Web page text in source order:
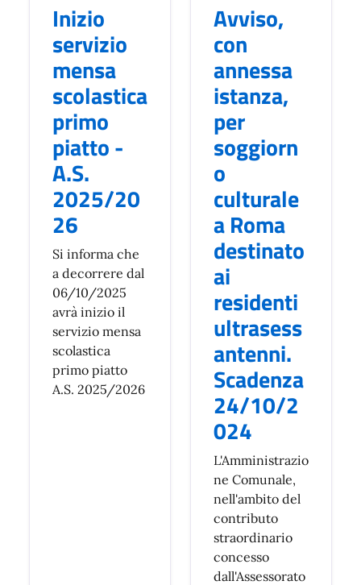
Inizio
servizio
mensa
scolastica
primo
piatto -
A.S.
2025/20
26
Si informa che
a decorrere dal
06/10/2025
avrà inizio il
servizio mensa
scolastica
primo piatto
A.S. 2025/2026
Avviso,
con
annessa
istanza,
per
soggiorn
o
culturale
a Roma
destinato
ai
residenti
ultrasess
antenni.
Scadenza
24/10/2
024
L'Amministrazio
ne Comunale,
nell'ambito del
contributo
straordinario
concesso
dall'Assessorato